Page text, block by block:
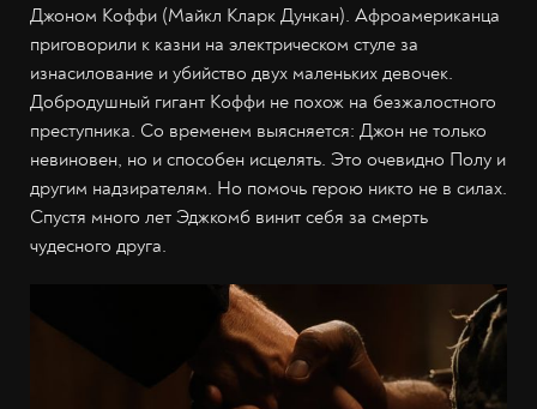
Джоном Коффи (Майкл Кларк Дункан). Афроамериканца
приговорили к казни на электрическом стуле за
изнасилование и убийство двух маленьких девочек.
Добродушный гигант Коффи не похож на безжалостного
преступника. Со временем выясняется: Джон не только
невиновен, но и способен исцелять. Это очевидно Полу и
другим надзирателям. Но помочь герою никто не в силах.
Спустя много лет Эджкомб винит себя за смерть
чудесного друга.